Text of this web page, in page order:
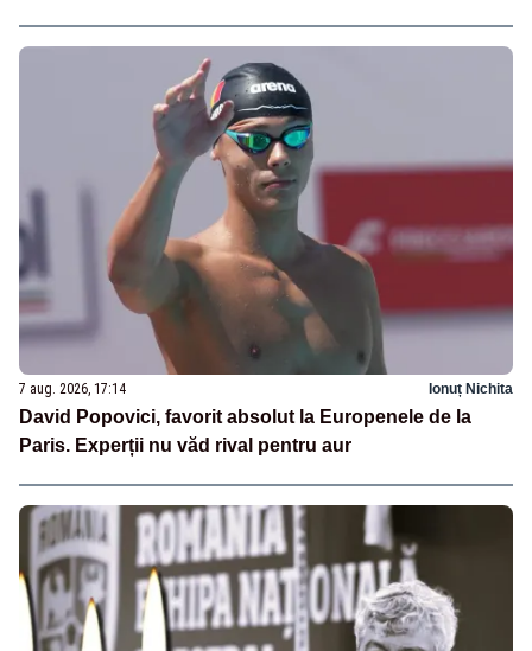
7 aug. 2026, 17:14 Ionuț Nichita
David Popovici, favorit absolut la Europenele de la
Paris. Experții nu văd rival pentru aur